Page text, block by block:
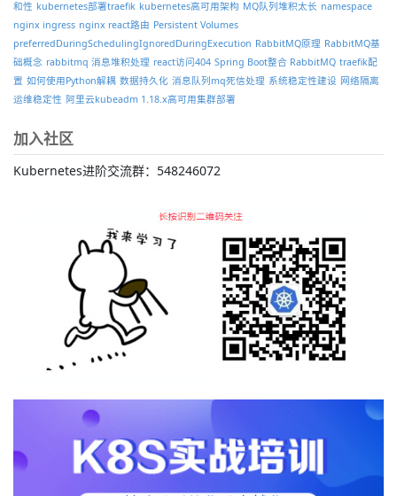
和性 kubernetes部署traefik kubernetes高可用架构 MQ队列堆积太长 namespace
nginx ingress nginx react路由 Persistent Volumes
preferredDuringSchedulingIgnoredDuringExecution RabbitMQ原理 RabbitMQ基
础概念 rabbitmq 消息堆积处理 react访问404 Spring Boot整合 RabbitMQ traefik配
置 如何使用Python解耦 数据持久化 消息队列mq死信处理 系统稳定性建设 网络隔离
运维稳定性 阿里云kubeadm 1.18.x高可用集群部署
加入社区
Kubernetes进阶交流群：548246072